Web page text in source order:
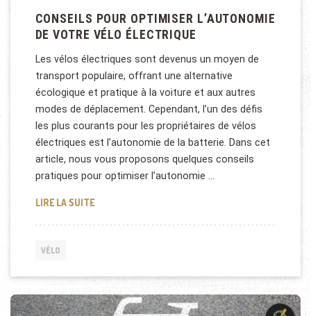
CONSEILS POUR OPTIMISER L’AUTONOMIE
DE VOTRE VÉLO ÉLECTRIQUE
Les vélos électriques sont devenus un moyen de
transport populaire, offrant une alternative
écologique et pratique à la voiture et aux autres
modes de déplacement. Cependant, l’un des défis
les plus courants pour les propriétaires de vélos
électriques est l’autonomie de la batterie. Dans cet
article, nous vous proposons quelques conseils
pratiques pour optimiser l’autonomie …
LIRE LA SUITECONSEILS POUR OPTIMISER L’AUTONOMIE DE
VÉLO